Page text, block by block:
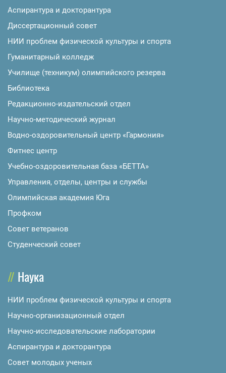
Аспирантура и докторантура
Диссертационный совет
НИИ проблем физической культуры и спорта
Гуманитарный колледж
Училище (техникум) олимпийского резерва
Библиотека
Редакционно-издательский отдел
Научно-методический журнал
Водно-оздоровительный центр «Гармония»
Фитнес центр
Учебно-оздоровительная база «БЕТТА»
Управления, отделы, центры и службы
Олимпийская академия Юга
Профком
Совет ветеранов
Студенческий совет
Наука
НИИ проблем физической культуры и спорта
Научно-организационный отдел
Научно-исследовательские лаборатории
Аспирантура и докторантура
Совет молодых ученых